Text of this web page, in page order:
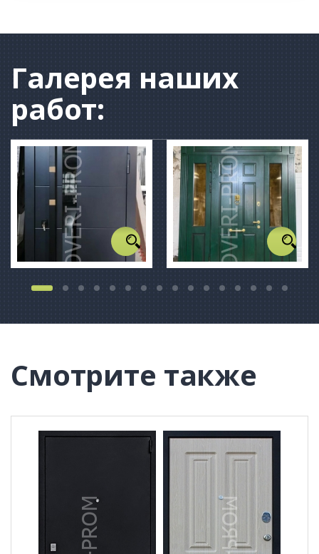
Галерея наших
работ:
Смотрите также